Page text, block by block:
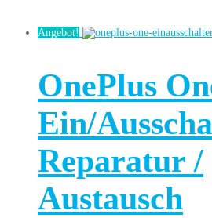
Angebot!
OnePlus
Ein/
Reparatur /
Austausch